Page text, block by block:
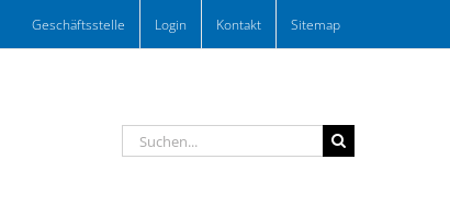
Geschäftsstelle Login Kontakt Sitemap
Suche
nach: